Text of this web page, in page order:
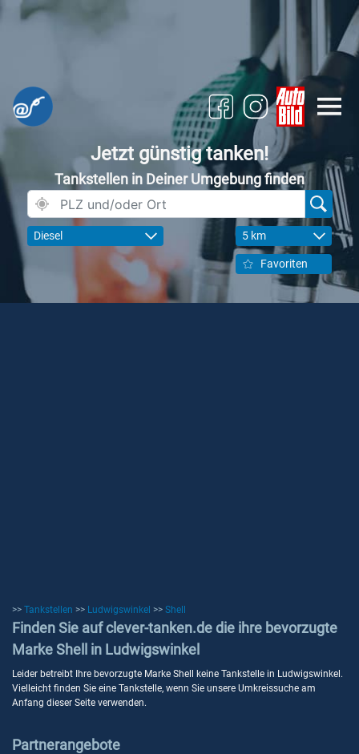
Jetzt günstig tanken!
Tankstellen in Deiner Umgebung finden
Diesel 5 km
Favoriten
>> Tankstellen >> Ludwigswinkel >> Shell
Finden Sie auf clever-tanken.de die ihre bevorzugte
Marke Shell in Ludwigswinkel
Leider betreibt Ihre bevorzugte Marke Shell keine Tankstelle in Ludwigswinkel.
Vielleicht finden Sie eine Tankstelle, wenn Sie unsere Umkreissuche am
Anfang dieser Seite verwenden.
Partnerangebote